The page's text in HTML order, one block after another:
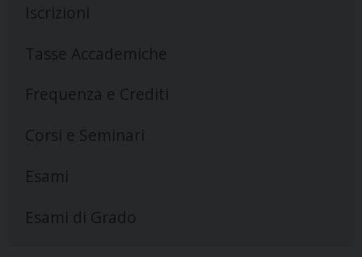
Iscrizioni
Tasse Accademiche
Frequenza e Crediti
Corsi e Seminari
Esami
Esami di Grado